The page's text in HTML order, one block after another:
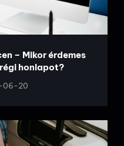
– Mikor érdemes
honlapot?
06-20